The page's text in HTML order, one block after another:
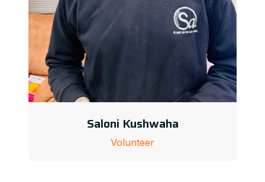
Saloni Kushwaha
Volunteer